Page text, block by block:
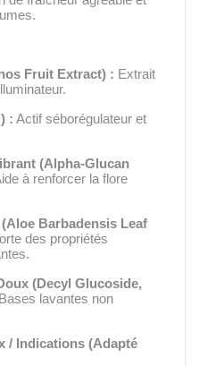
Fruit Extract) : Extrait
) : Actif séborégulateur et
(Alpha-Glucan
à renforcer la flore
Aloe Barbadensis Leaf
des propriétés
(Decyl Glucoside,
Bases lavantes non
/ Indications (Adapté